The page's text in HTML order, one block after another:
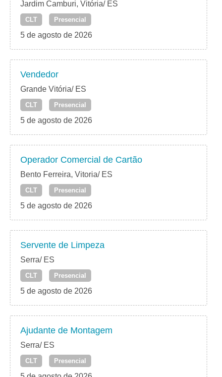
Jardim Camburi, Vitória/ ES
CLT Presencial
5 de agosto de 2026
Vendedor
Grande Vitória/ ES
CLT Presencial
5 de agosto de 2026
Operador Comercial de Cartão
Bento Ferreira, Vitoria/ ES
CLT Presencial
5 de agosto de 2026
Servente de Limpeza
Serra/ ES
CLT Presencial
5 de agosto de 2026
Ajudante de Montagem
Serra/ ES
CLT Presencial